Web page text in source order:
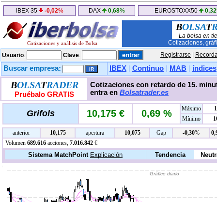
IBEX 35 -0,02% DAX 0,68% EUROSTOXX50 0,32
Cotizaciones y análisis de Bolsa
BOLSAT
La bolsa en
Cotizaciones,
Usuario: Clave: Registrarse
Buscar empresa: IBEX Continuo MAB índices
BOLSATRADER
Pruébalo GRATIS
Cotizaciones con retardo de 15.
entra en Bolsatrader.es
Grifols 10,175 € 0,69 % Máximo
Mínimo
anterior 10,175 apertura 10,075 Gap -0,30%
Volumen 689.616 acciones, 7.016.842 €